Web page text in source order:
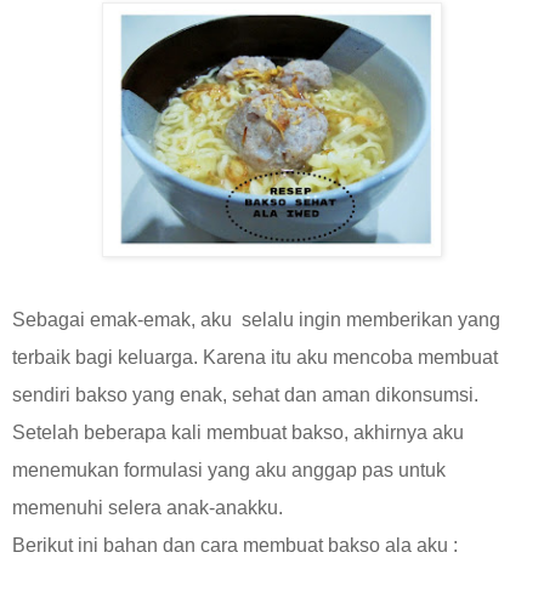
Sebagai emak-emak, aku selalu ingin memberikan yang
terbaik bagi keluarga. Karena itu aku mencoba membuat
sendiri bakso yang enak, sehat dan aman dikonsumsi.
Setelah beberapa kali membuat bakso, akhirnya aku
menemukan formulasi yang aku anggap pas untuk
memenuhi selera anak-anakku.
Berikut ini bahan dan cara membuat bakso ala aku :